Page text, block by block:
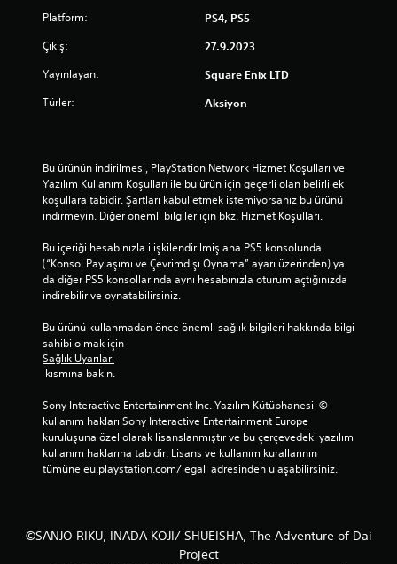
Platform: PS4, PS5
Çıkış: 27.9.2023
Yayınlayan: Square Enix LTD
Türler: Aksiyon
Bu ürünün indirilmesi, PlayStation Network Hizmet Koşulları ve
Yazılım Kullanım Koşulları ile bu ürün için geçerli olan belirli ek
koşullara tabidir. Şartları kabul etmek istemiyorsanız bu ürünü
indirmeyin. Diğer önemli bilgiler için bkz. Hizmet Koşulları.
Bu içeriği hesabınızla ilişkilendirilmiş ana PS5 konsolunda
(“Konsol Paylaşımı ve Çevrimdışı Oynama” ayarı üzerinden) ya
da diğer PS5 konsollarında aynı hesabınızla oturum açtığınızda
indirebilir ve oynatabilirsiniz.
Bu ürünü kullanmadan önce önemli sağlık bilgileri hakkında bilgi
sahibi olmak için
Sağlık Uyarıları
kısmına bakın.
Sony Interactive Entertainment Inc. Yazılım Kütüphanesi  ©
kullanım hakları Sony Interactive Entertainment Europe
kuruluşuna özel olarak lisanslanmıştır ve bu çerçevedeki yazılım
kullanım haklarına tabidir. Lisans ve kullanım kurallarının
tümüne eu.playstation.com/legal  adresinden ulaşabilirsiniz.
©SANJO RIKU, INADA KOJI/ SHUEISHA, The Adventure of Dai
Project